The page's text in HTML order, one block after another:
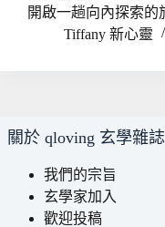
開啟一趟向內探索的
Tiffany 新心靈
關於 qloving 玄學雜誌
我們的宗旨
玄學家加入
歡迎投稿